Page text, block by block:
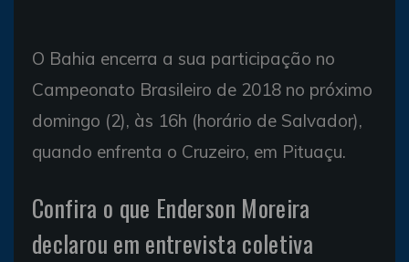
O Bahia encerra a sua participação no
Campeonato Brasileiro de 2018 no próximo
domingo (2), às 16h (horário de Salvador),
quando enfrenta o Cruzeiro, em Pituaçu.
Confira o que Enderson Moreira
declarou em entrevista coletiva